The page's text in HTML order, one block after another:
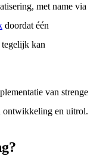
met name via
doordat één
tegelijk kan
van strenge
ontwikkeling en uitrol.